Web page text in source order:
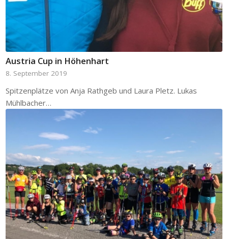
Austria Cup in Höhenhart
8. September 2019
Spitzenplätze von Anja Rathgeb und Laura Pletz. Lukas
Mühlbacher…